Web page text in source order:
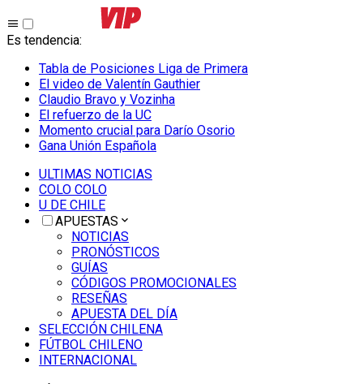
Es tendencia:
Tabla de Posiciones Liga de Primera
El video de Valentín Gauthier
Claudio Bravo y Vozinha
El refuerzo de la UC
Momento crucial para Darío Osorio
Gana Unión Española
ULTIMAS NOTICIAS
COLO COLO
U DE CHILE
APUESTAS
NOTICIAS
PRONÓSTICOS
GUÍAS
CÓDIGOS PROMOCIONALES
RESEÑAS
APUESTA DEL DÍA
SELECCIÓN CHILENA
FÚTBOL CHILENO
INTERNACIONAL